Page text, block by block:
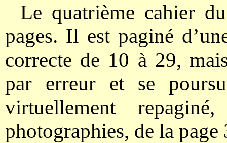
Le quatrième cahier
pages. Il est paginé
correcte de 10 à 29,
par erreur et se
virtuellement
photographies, de la page